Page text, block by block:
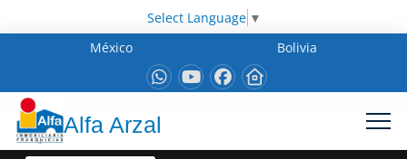
Select Language ▼
México
Bolivia
Alfa Arzal